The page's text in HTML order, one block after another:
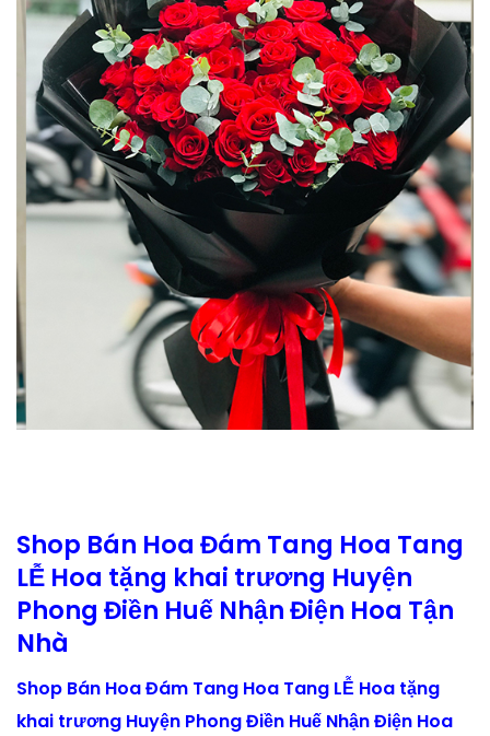
Shop Bán Hoa Đám Tang Hoa Tang
LỄ Hoa tặng khai trương Huyện
Phong Điền Huế Nhận Điện Hoa Tận
Nhà
Shop Bán Hoa Đám Tang Hoa Tang LỄ Hoa tặng
khai trương Huyện Phong Điền Huế Nhận Điện Hoa